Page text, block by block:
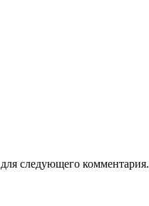
следующего комментария.